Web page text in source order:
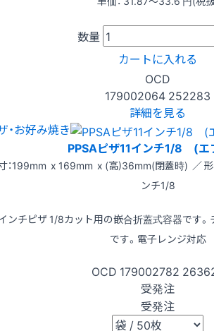
数量
カートに入れる
OCD
179002064 252283
詳細を見る
・お好み焼き
PPSAピザ11インチ1/8 (エ
：199mm x 169mm x (高)36mm(閉蓋時) ／ 形
ンチ1/8
ンチピザ 1/8カット用の嵌合折蓋式容器です
です。電子レンジ対応
OCD 179002782
受発注
受発注